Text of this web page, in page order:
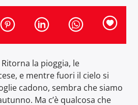
la pioggia, le
e mentre fuori il cielo si
cadono, sembra che siamo
Ma c’è qualcosa che